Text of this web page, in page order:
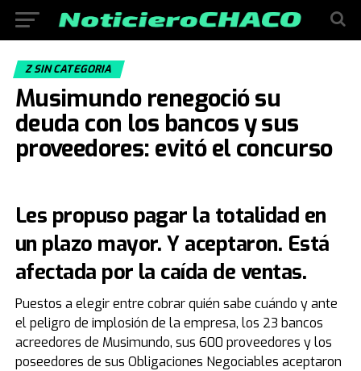
Z SIN CATEGORIA
Musimundo renegoció su
deuda con los bancos y sus
proveedores: evitó el concurso
Les propuso pagar la totalidad en
un plazo mayor. Y aceptaron. Está
afectada por la caída de ventas.
Puestos a elegir entre cobrar quién sabe cuándo y ante
el peligro de implosión de la empresa, los 23 bancos
acreedores de Musimundo, sus 600 proveedores y los
poseedores de sus Obligaciones Negociables aceptaron